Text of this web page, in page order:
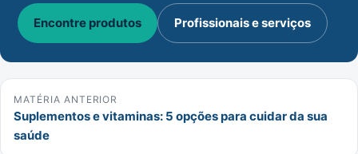
Encontre produtos Profissionais e serviços
MATÉRIA ANTERIOR
Suplementos e vitaminas: 5 opções para cuidar da sua
saúde